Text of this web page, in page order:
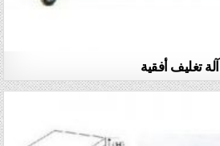
آلة تغليف أفقية